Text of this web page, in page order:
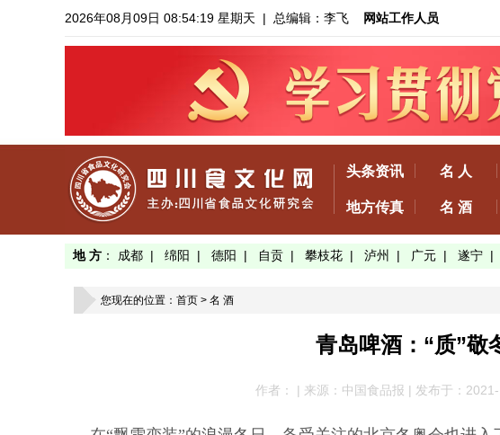
2026年08月09日 08:54:19 星期天 | 总编辑：李飞 网站工作人员
头条资讯 名 人
地方传真 名 酒
地 方 ： 成都 | 绵阳 | 德阳 | 自贡 | 攀枝花 | 泸州 | 广元 | 遂宁 |
您现在的位置： 首页 > 名 酒
青岛啤酒：“质”敬
作者： | 来源：中国食品报 | 发布于：